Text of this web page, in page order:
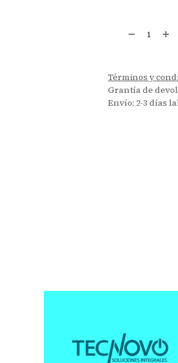
Términos y
Grantía de
Envío: 2-3 días